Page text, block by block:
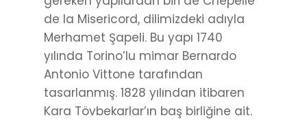
de la Misericord, dilimizdeki adıyla
Merhamet Şapeli. Bu yapı 1740
yılında Torino’lu mimar Bernardo
Antonio Vittone tarafından
tasarlanmış. 1828 yılından itibaren
Kara Tövbekarlar’ın baş birliğine ait.